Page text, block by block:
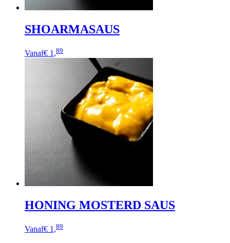
SHOARMASAUS
Vanaf€ 1,89
product
meerdere
variaties.
Deze
optie
kan
gekozen
worden
HONING MOSTERD SAUS
Vanaf€ 1,89